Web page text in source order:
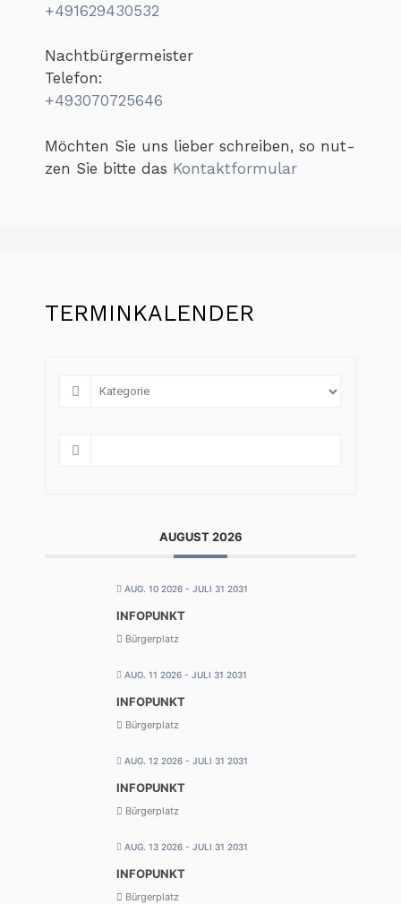
+491629430532
Nacht­bür­ger­meis­ter
Telefon:
+493070725646
Möch­ten Sie uns lie­ber schrei­ben, so nut­
zen Sie bit­te das Kon­takt­for­mu­lar
TERMINKALENDER
AUGUST 2026
AUG. 10 2026 - JULI 31 2031
INFOPUNKT
Bürgerplatz
AUG. 11 2026 - JULI 31 2031
INFOPUNKT
Bürgerplatz
AUG. 12 2026 - JULI 31 2031
INFOPUNKT
Bürgerplatz
AUG. 13 2026 - JULI 31 2031
INFOPUNKT
Bürgerplatz